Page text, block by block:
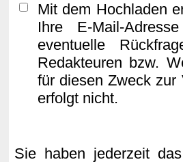
Mit dem Hochladen
Ihre E-Mail-
eventuelle
Redakteuren bzw.
für diesen Zweck zur
erfolgt nicht.
Sie haben jederzeit